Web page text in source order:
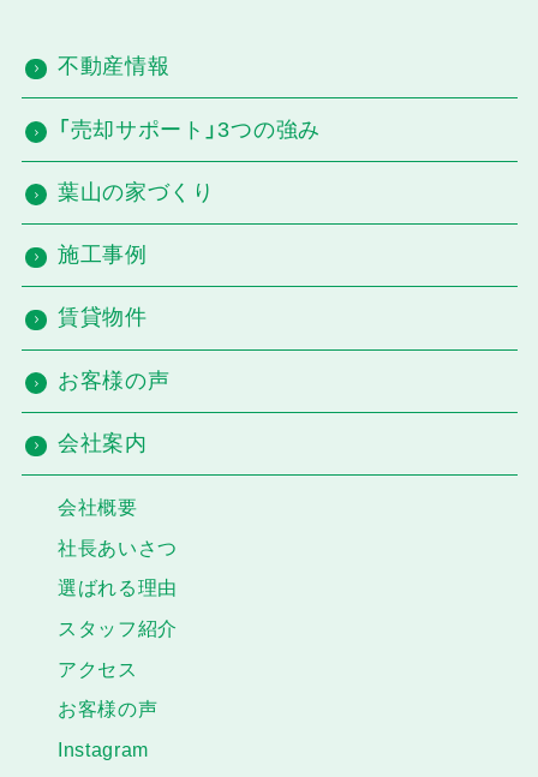
不動産情報
「売却サポート」3つの強み
葉山の家づくり
施工事例
賃貸物件
お客様の声
会社案内
会社概要
社長あいさつ
選ばれる理由
スタッフ紹介
アクセス
お客様の声
Instagram